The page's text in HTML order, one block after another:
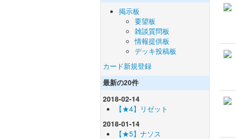
掲示板
要望板
雑談質問板
情報提供板
デッキ投稿板
カード新規登録
最新の20件
2018-02-14
【★4】リゼット
2018-01-14
【★5】ナソス